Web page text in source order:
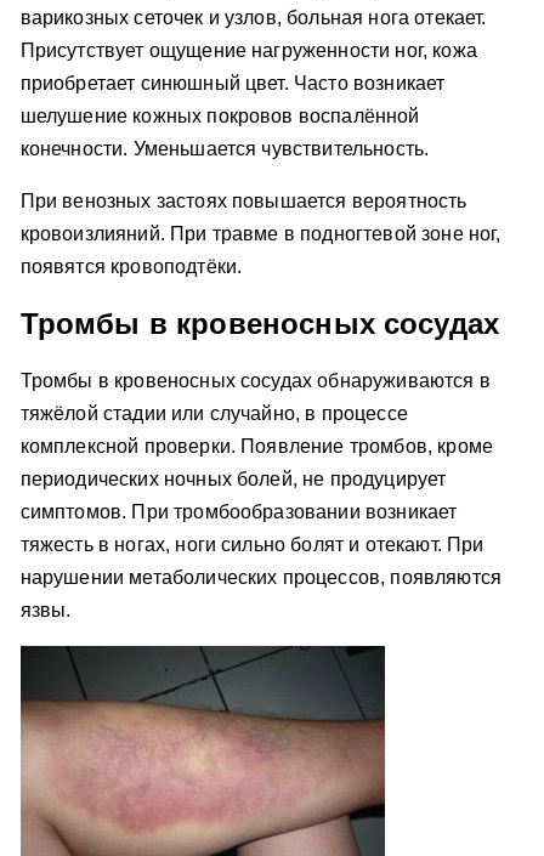
варикозных сеточек и узлов, больная нога отекает.
Присутствует ощущение нагруженности ног, кожа
приобретает синюшный цвет. Часто возникает
шелушение кожных покровов воспалённой
конечности. Уменьшается чувствительность.
При венозных застоях повышается вероятность
кровоизлияний. При травме в подногтевой зоне ног,
появятся кровоподтёки.
Тромбы в кровеносных сосудах
Тромбы в кровеносных сосудах обнаруживаются в
тяжёлой стадии или случайно, в процессе
комплексной проверки. Появление тромбов, кроме
периодических ночных болей, не продуцирует
симптомов. При тромбообразовании возникает
тяжесть в ногах, ноги сильно болят и отекают. При
нарушении метаболических процессов, появляются
язвы.